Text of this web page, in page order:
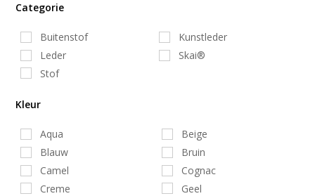
Categorie
Buitenstof
Kunstleder
Leder
Skai®
Stof
Kleur
Aqua
Beige
Blauw
Bruin
Camel
Cognac
Creme
Geel